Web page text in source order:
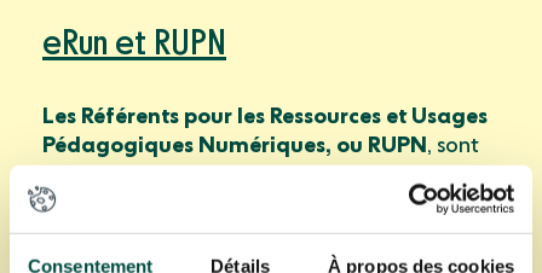
Consentement Détails À propos des cookies
eRun et RUPN
Les Référents pour les Ressources et Usages
Pédagogiques Numériques, ou RUPN , sont
faire vivre cette politique du numérique
éducatif au sein de chaque établissement du
second degré. Concrètement, ce sont des